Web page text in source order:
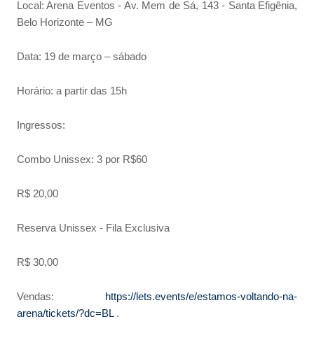
Local: Arena Eventos - Av. Mem de Sá, 143 - Santa Efigênia,
Belo Horizonte – MG
Data: 19 de março – sábado
Horário: a partir das 15h
Ingressos:
Combo Unissex: 3 por R$60
R$ 20,00
Reserva Unissex - Fila Exclusiva
R$ 30,00
Vendas:
https://lets.events/e/estamos-voltando-na-
arena/tickets/?dc=BL.